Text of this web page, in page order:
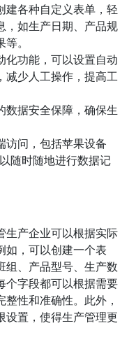
建各种自定义表单，轻
，如生产日期、产品规
。
化功能，可以设置自动
减少人工操作，提高工
数据安全保障，确保生
访问，包括苹果设备
随时随地进行数据记
生产企业可以根据实际
如，可以创建一个表
组、产品型号、生产数
个字段都可以根据需要
性和准确性。此外，
设置，使得生产管理更